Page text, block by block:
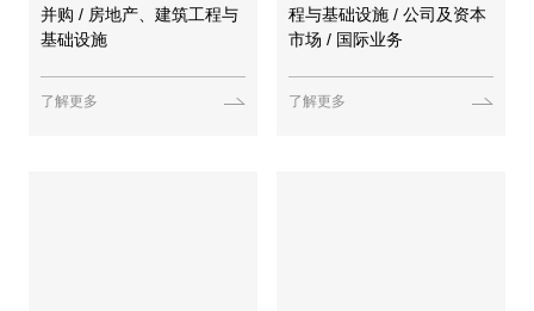
并购 / 房地产、建筑工程与
基础设施
了解更多
程与基础设施 / 公司及资本
市场 / 国际业务
了解更多